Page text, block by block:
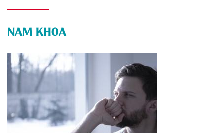
NAM KHOA